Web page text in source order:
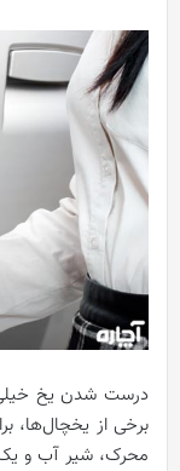
درست شدن یخ
برخی از یخچال‌ها،
محرک، شیر آب و